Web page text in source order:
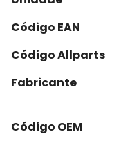
Código EAN
Código Allparts
Fabricante
Código OEM